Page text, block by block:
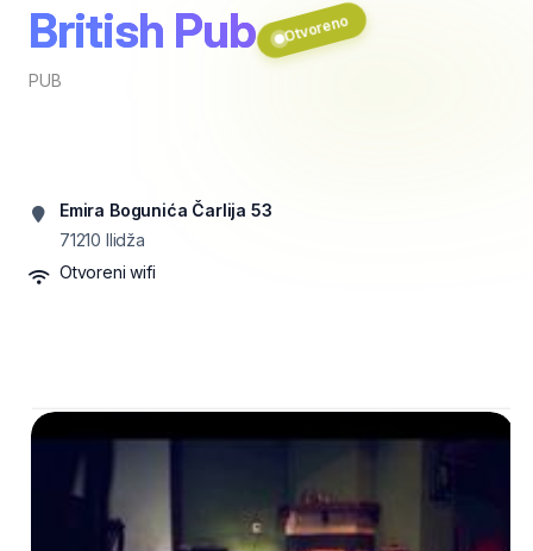
British Pub
PUB
Otvoreno
Emira Bogunića Čarlija 53
71210 Ilidža
Otvoreni wifi